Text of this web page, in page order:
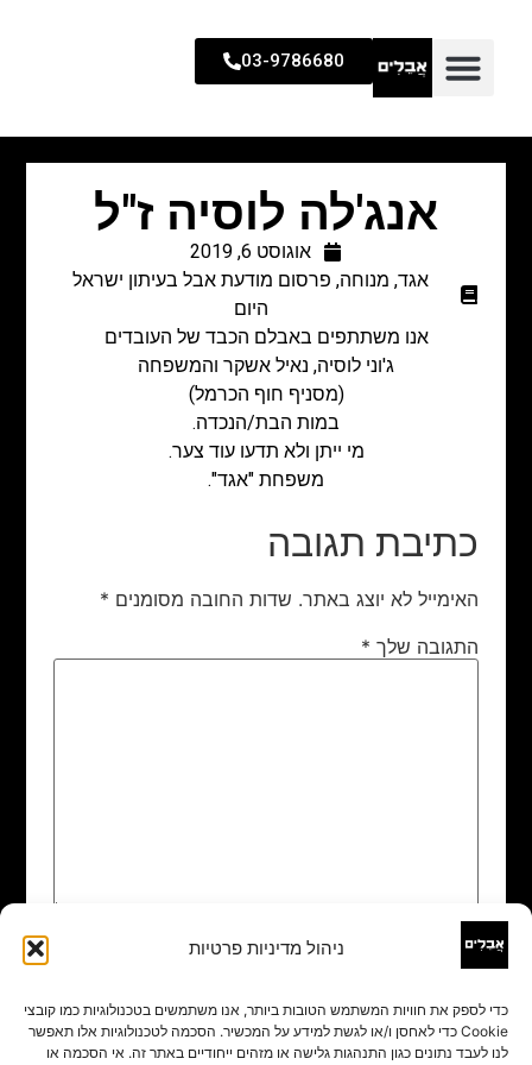
ניהול מדיניות פרטיות
כדי לספק את חוויות המשתמש הטובות ביותר, אנו משתמשים בטכנולוגיות כמו קובצי
Cookie כדי לאחסן ו/או לגשת למידע על המכשיר. הסכמה לטכנולוגיות אלו תאפשר
לנו לעבד נתונים כגון התנהגות גלישה או מזהים ייחודיים באתר זה. אי הסכמה או
03-9786680
אנג'לה לוסיה ז"ל
אוגוסט 6, 2019
אגד, מנוחה, פרסום מודעת אבל בעיתון ישראל
היום
אנו משתתפים באבלם הכבד של העובדים
ג'וני לוסיה, נאיל אשקר והמשפחה
(מסניף חוף הכרמל)
במות הבת/הנכדה.
מי ייתן ולא תדעו עוד צער.
משפחת "אגד".
כתיבת תגובה
האימייל לא יוצג באתר. שדות החובה מסומנים *
התגובה שלך *
שם
אימייל*